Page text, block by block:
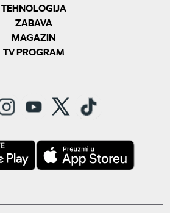
TEHNOLOGIJA
ZABAVA
MAGAZIN
TV PROGRAM